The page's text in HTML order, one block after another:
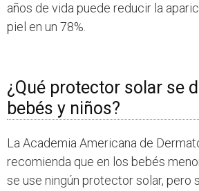
años de vida puede reducir la
piel en un 78%.
¿Qué protector solar se
bebés y niños?
La Academia Americana de
recomienda que en los bebés
se use ningún protector solar, pero